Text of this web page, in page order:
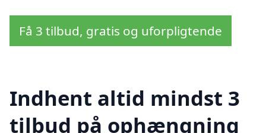
Få 3 tilbud, gratis og uforpligtende
Indhent altid mindst 3
tilbud på ophængning